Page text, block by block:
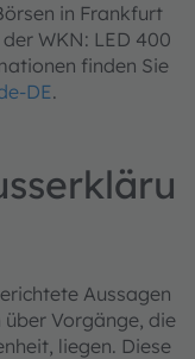
in Frankfurt
WKN: LED 400
finden Sie
DE.
Aussagen
Vorgänge, die
liegen. Diese